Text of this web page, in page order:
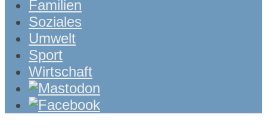
Familien
Soziales
Umwelt
Sport
Wirtschaft